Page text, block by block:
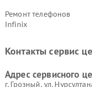
Ремонт телефонов
Infinix
Контакты сервис
Адрес сервисного
г. Грозный, ул.